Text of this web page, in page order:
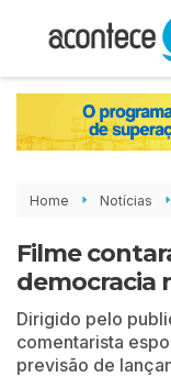
Home Notícias
Filme
democracia
Dirigido pelo
comentarista
previsão de